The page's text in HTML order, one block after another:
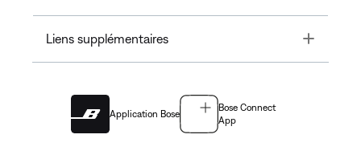
Liens supplémentaires Toggle
Application Bose
Bose Connect
App